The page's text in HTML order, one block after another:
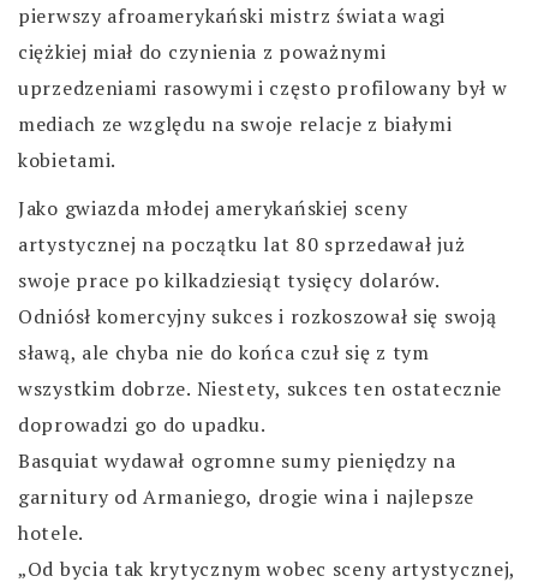
pierwszy afroamerykański mistrz świata wagi
ciężkiej miał do czynienia z poważnymi
uprzedzeniami rasowymi i często profilowany był w
mediach ze względu na swoje relacje z białymi
kobietami.
Jako gwiazda młodej amerykańskiej sceny
artystycznej na początku lat 80 sprzedawał już
swoje prace po kilkadziesiąt tysięcy dolarów.
Odniósł komercyjny sukces i rozkoszował się swoją
sławą, ale chyba nie do końca czuł się z tym
wszystkim dobrze. Niestety, sukces ten ostatecznie
doprowadzi go do upadku.
Basquiat wydawał ogromne sumy pieniędzy na
garnitury od Armaniego, drogie wina i najlepsze
hotele.
„Od bycia tak krytycznym wobec sceny artystycznej,